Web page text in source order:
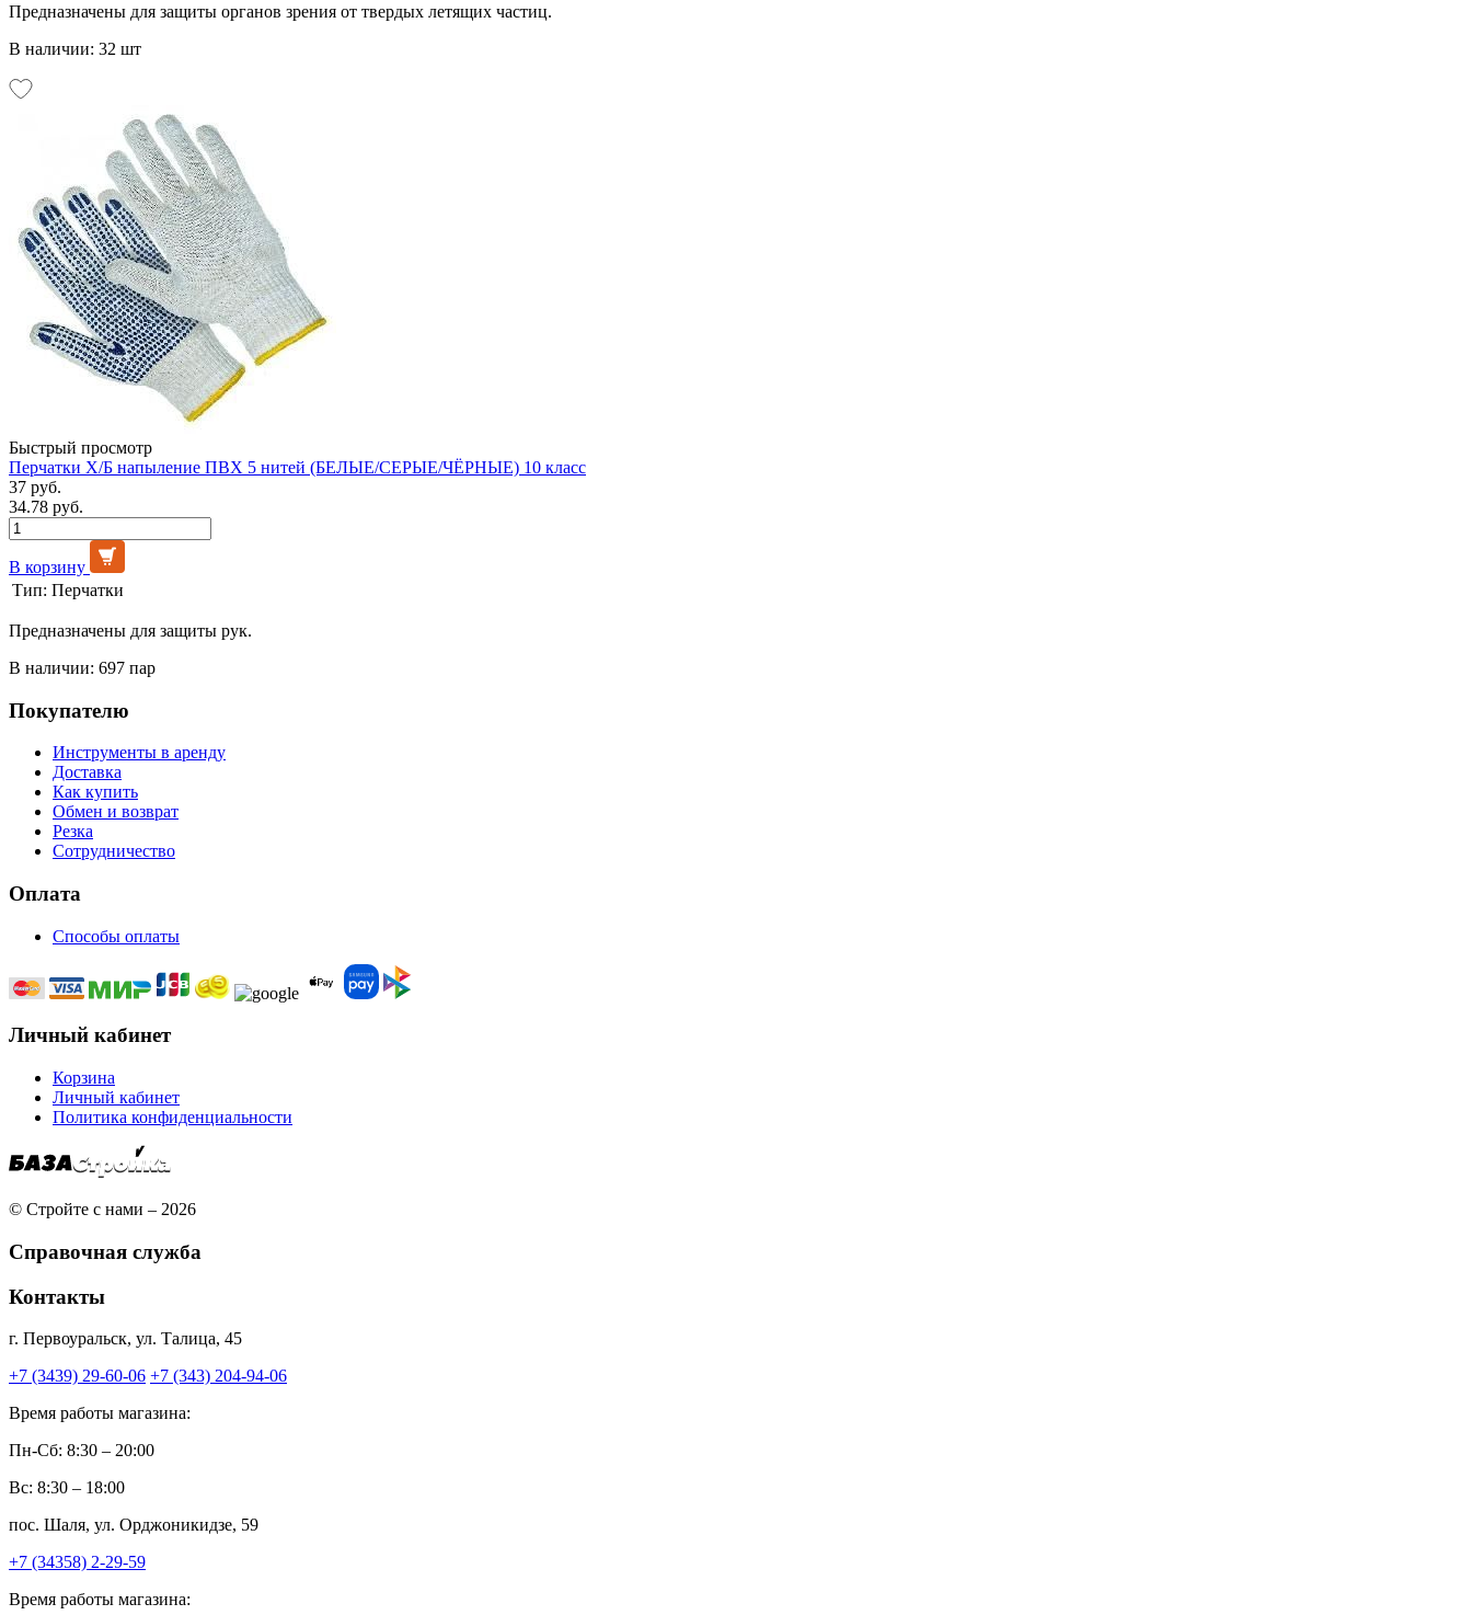
Предназначены для защиты органов зрения от твердых летящих частиц.
В наличии: 32 шт
Быстрый просмотр
Перчатки Х/Б напыление ПВХ 5 нитей (БЕЛЫЕ/СЕРЫЕ/ЧЁРНЫЕ) 10 класс
37 руб.
34.78 руб.
В корзину
Тип: Перчатки
Предназначены для защиты рук.
В наличии: 697 пар
Покупателю
Инструменты в аренду
Доставка
Как купить
Обмен и возврат
Резка
Сотрудничество
Оплата
Способы оплаты
Личный кабинет
Корзина
Личный кабинет
Политика конфиденциальности
© Стройте с нами – 2026
Справочная служба
Контакты
г. Первоуральск, ул. Талица, 45
+7 (3439) 29-60-06 +7 (343) 204-94-06
Время работы магазина:
Пн-Сб: 8:30 – 20:00
Вс: 8:30 – 18:00
пос. Шаля, ул. Орджоникидзе, 59
+7 (34358) 2-29-59
Время работы магазина: